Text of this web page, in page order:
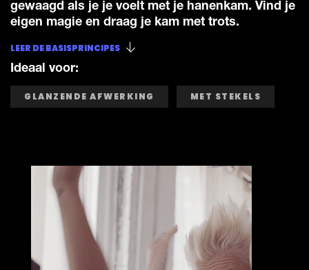
gewaagd als je je voelt met je hanenkam. Vind je
eigen magie en draag je kam met trots.
LEER DE BASISPRINCIPES
Ideaal voor:
GLANZENDE AFWERKING MET STEKELS